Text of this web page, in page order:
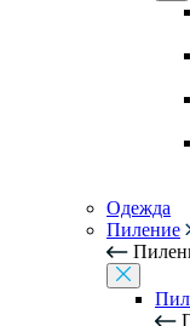
Одежда
Пиление